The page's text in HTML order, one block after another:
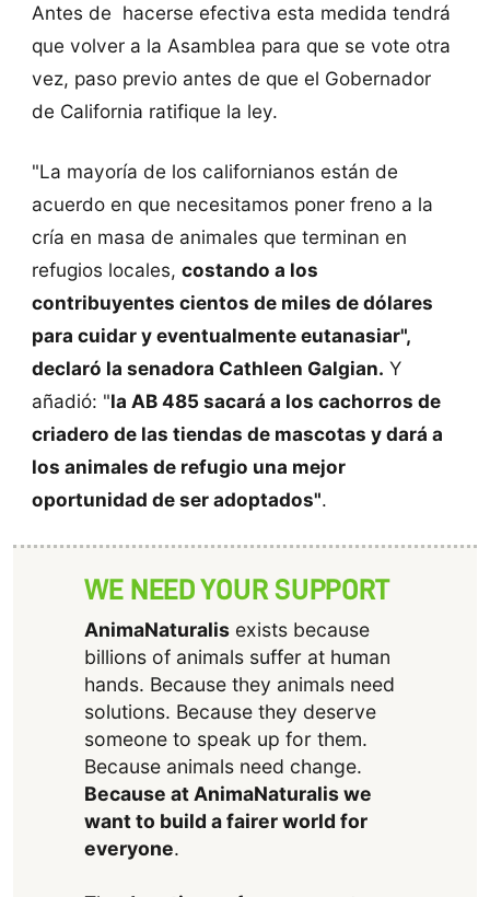
Antes de hacerse efectiva esta medida tendrá
que volver a la Asamblea para que se vote otra
vez, paso previo antes de que el Gobernador
de California ratifique la ley.
"La mayoría de los californianos están de
acuerdo en que necesitamos poner freno a la
cría en masa de animales que terminan en
refugios locales, costando a los
contribuyentes cientos de miles de dólares
para cuidar y eventualmente eutanasiar",
declaró la senadora Cathleen Galgian. Y
añadió: "la AB 485 sacará a los cachorros de
criadero de las tiendas de mascotas y dará a
los animales de refugio una mejor
oportunidad de ser adoptados".
WE NEED YOUR SUPPORT
AnimaNaturalisexists because
billions of animals suffer at human
hands. Because they animals need
solutions. Because they deserve
someone to speak up for them.
Because animals need change.
Because at AnimaNaturalis we
want to build a fairer world for
everyone.